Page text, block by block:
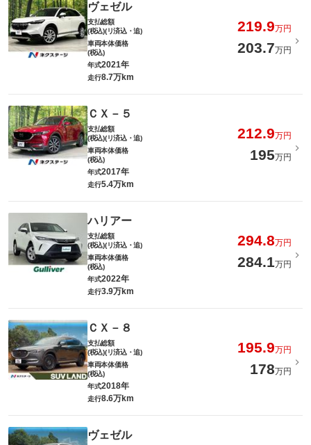
ヴェゼル
支払総額
(税込)(リ済込・追)
219.9万円
車両本体価格
(税込)
203.7万円
年式2021年
走行8.7万km
ＣＸ－５
支払総額
(税込)(リ済込・追)
212.9万円
車両本体価格
(税込)
195万円
年式2017年
走行5.4万km
ハリアー
支払総額
(税込)(リ済込・追)
294.8万円
車両本体価格
(税込)
284.1万円
年式2022年
走行3.9万km
ＣＸ－８
支払総額
(税込)(リ済込・追)
195.9万円
車両本体価格
(税込)
178万円
年式2018年
走行8.6万km
ヴェゼル